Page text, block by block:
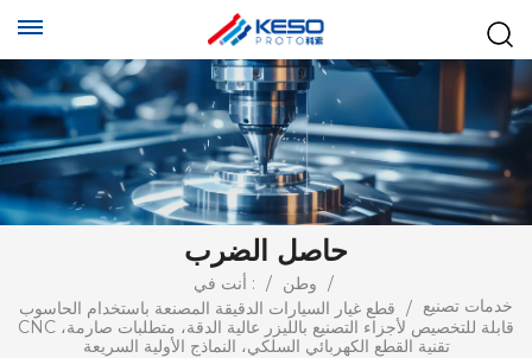
حاصل الضرب
أنت في : / وطن /
قطع غيار السيارات الدقيقة المصنعة باستخدام الحاسوب / خدمات تصنيع
CNC قابلة للتخصيص لأجزاء التصنيع بالليزر عالية الدقة، متطلبات صارمة،
تقنية القطع الكهربائي السلكي، النماذج الأولية السريعة